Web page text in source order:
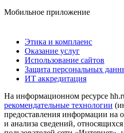
Мобильное приложение
Этика и комплаенс
Оказание услуг
Использование сайтов
Защита персональных
ИТ аккредитация
На информационном ресурсе
рекомендательные технологии
предоставления информации на
и анализа сведений,